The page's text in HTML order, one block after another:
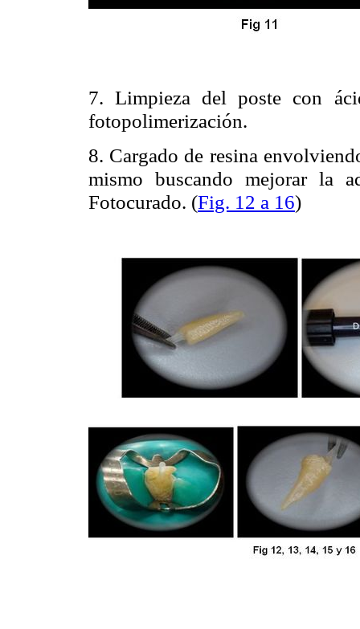
7. Limpieza del poste con
fotopolimerización.
8. Cargado de resina
mismo buscando mejorar la
Fotocurado. (Fig. 12 a 16)